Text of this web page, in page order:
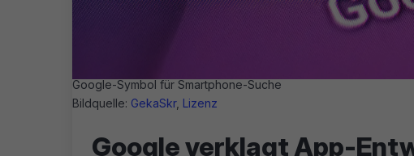
Google-Symbol für Smartphone-Suche
Bildquelle: GekaSkr, Lizenz
Google verklagt App-